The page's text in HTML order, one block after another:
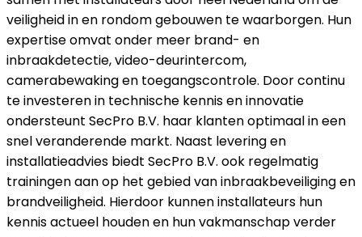
veiligheid in en rondom gebouwen te waarborgen. Hun
expertise omvat onder meer brand- en
inbraakdetectie, video-deurintercom,
camerabewaking en toegangscontrole. Door continu
te investeren in technische kennis en innovatie
ondersteunt SecPro B.V. haar klanten optimaal in een
snel veranderende markt. Naast levering en
installatieadvies biedt SecPro B.V. ook regelmatig
trainingen aan op het gebied van inbraakbeveiliging en
brandveiligheid. Hierdoor kunnen installateurs hun
kennis actueel houden en hun vakmanschap verder